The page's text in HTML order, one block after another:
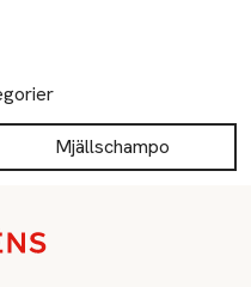
Mjällschampo